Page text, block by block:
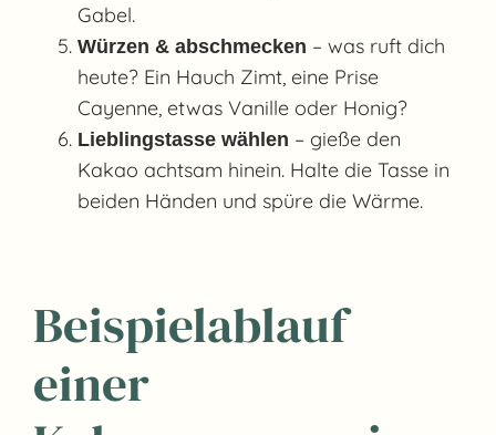
Gabel.
Würzen & abschmecken – was ruft dich
heute? Ein Hauch Zimt, eine Prise
Cayenne, etwas Vanille oder Honig?
Lieblingstasse wählen – gieße den
Kakao achtsam hinein. Halte die Tasse in
beiden Händen und spüre die Wärme.
Beispielablauf
einer